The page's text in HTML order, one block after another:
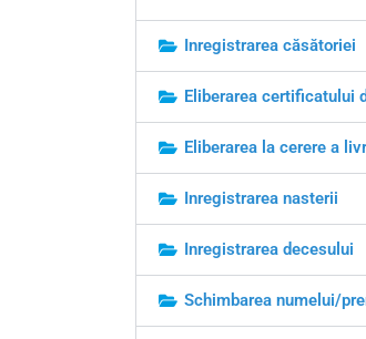
Inregistrarea căsătoriei
Eliberarea certificatului
Eliberarea la cerere a
Inregistrarea nasterii
Inregistrarea decesului
Schimbarea numelui/